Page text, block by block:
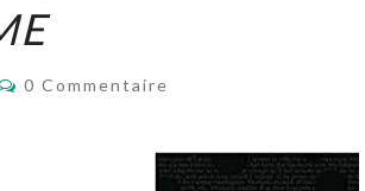
Commentaires
0 Commentaire